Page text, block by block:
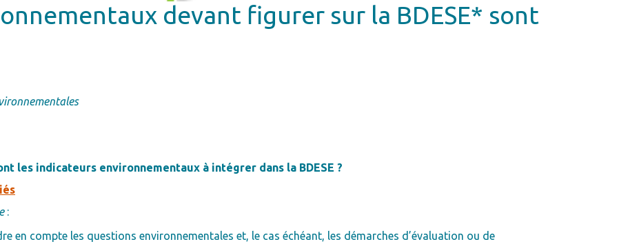
devant figurer sur la BDESE* sont
les indicateurs environnementaux à intégrer dans la BDESE ?
:
en compte les questions environnementales et, le cas échéant, les démarches d’évaluation ou de